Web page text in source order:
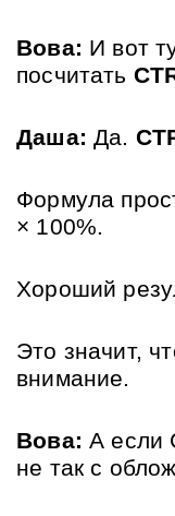
Вова: И вот
посчитать
Даша: Да.
Формула
× 100%.
Хороший
Это значит,
внимание.
Вова: А если
не так с